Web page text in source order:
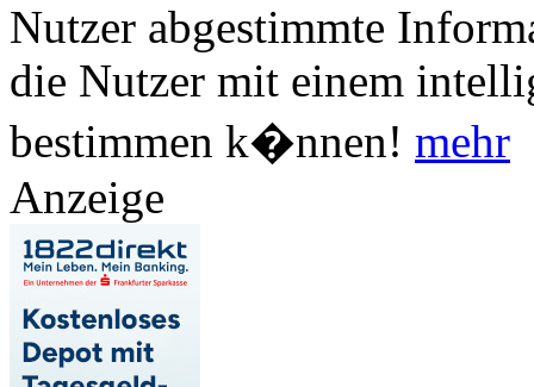
Nutzer abgestimmte
die Nutzer mit einem
bestimmen k�nnen! mehr
Anzeige